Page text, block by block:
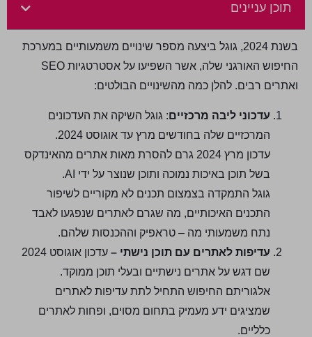
תוכן עניינים
בשנת 2024, גוגל ביצעה מספר שינויים משמעותיים במערכת
החיפוש האורגני שלה, אשר השפיעו על אסטרטגיות SEO
ואתרים רבים. להלן כמה מהשינויים הבולטים:
עדכוני ליבה מרכזיים: גוגל השיקה את העדכונים
המרכזיים שלה בחודשים מרץ עד אוגוסט 2024.
עדכון מרץ 2024 גרם להסרת מאות אתרים מהאינדקס
בשל תוכן באיכות נמוכה ותוכן שנוצר על ידי AI.
גוגל התמקדה בצמצום תכנים לא מקוריים לשיפור
התכנים האיכותיים, מה שגרם לאתרים שנפגעו לאבד
נתח משמעותי מה – טראפיק וההכנסות שלהם.
עדיפות לאתרים עם תוכן נישתי –
עדכון אוגוסט 2024
שם דגש על אתרים נישתיים ובעלי תוכן ממוקד.
אלגוריתם החיפוש התחיל לתת עדיפות לאתרים
שמציגים ידע מעמיק בתחום מסוים, ופחות לאתרים
כלליים.